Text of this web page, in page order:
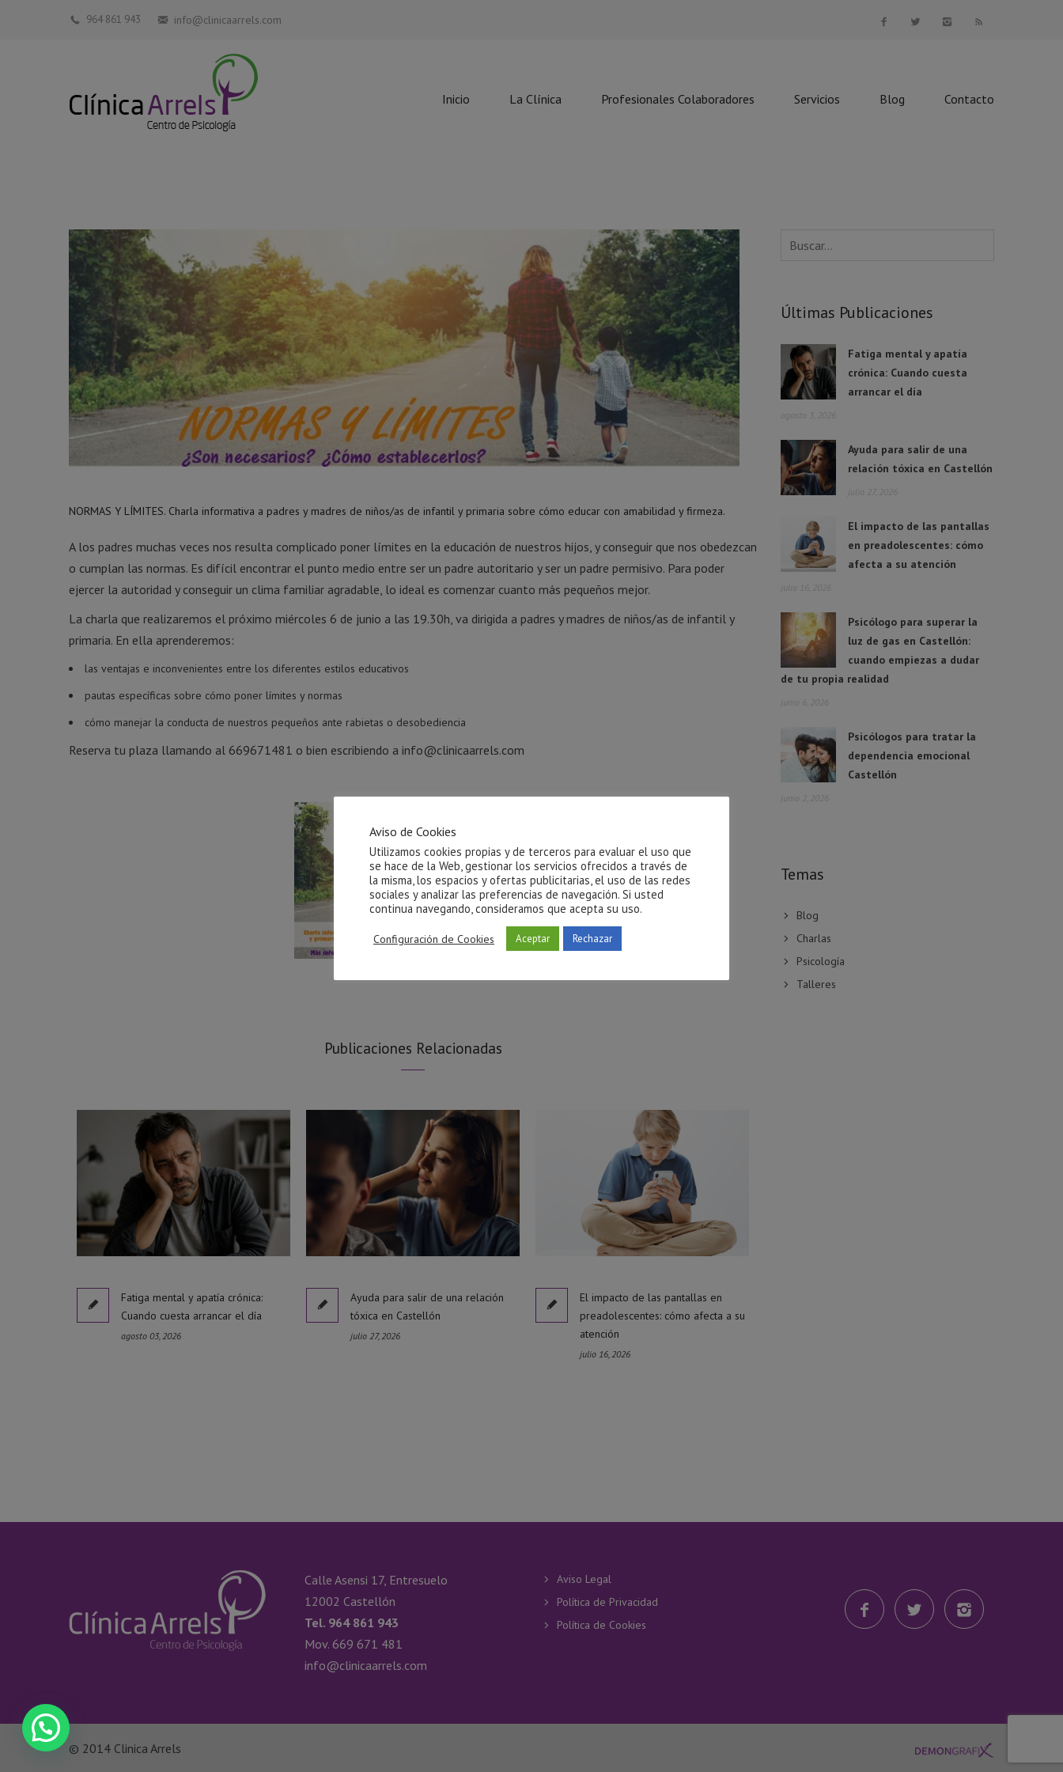
964 861 943 info@clinicaarrels.com
Inicio La Clínica Profesionales Colaboradores Servicios Blog Contacto
NORMAS Y LÍMITES. Charla informativa a padres y madres de niños/as de infantil y primaria sobre cómo educar con amabilidad y firmeza.
A los padres muchas veces nos resulta complicado poner límites en la educación de nuestros hijos, y conseguir que nos obedezcan
o cumplan las normas. Es difícil encontrar el punto medio entre ser un padre autoritario y ser un padre permisivo. Para poder
ejercer la autoridad y conseguir un clima familiar agradable, lo ideal es comenzar cuanto más pequeños mejor.
La charla que realizaremos el próximo miércoles 6 de junio a las 19.30h, va dirigida a padres y madres de niños/as de infantil y
primaria. En ella aprenderemos:
las ventajas e inconvenientes entre los diferentes estilos educativos
pautas específicas sobre cómo poner límites y normas
cómo manejar la conducta de nuestros pequeños ante rabietas o desobediencia
Reserva tu plaza llamando al 669671481 o bien escribiendo a info@clinicaarrels.com
Publicaciones Relacionadas
Fatiga mental y apatía crónica:
Cuando cuesta arrancar el día
agosto 03, 2026
Ayuda para salir de una relación
tóxica en Castellón
julio 27, 2026
El impacto de las pantallas en
preadolescentes: cómo afecta a su
atención
julio 16, 2026
Últimas Publicaciones
Fatiga mental y apatía
crónica: Cuando cuesta
arrancar el día
agosto 3, 2026
Ayuda para salir de una
relación tóxica en Castellón
julio 27, 2026
El impacto de las pantallas
en preadolescentes: cómo
afecta a su atención
julio 16, 2026
Psicólogo para superar la
luz de gas en Castellón:
cuando empiezas a dudar
de tu propia realidad
junio 6, 2026
Psicólogos para tratar la
dependencia emocional
Castellón
junio 2, 2026
Temas
Blog
Charlas
Psicología
Talleres
Calle Asensi 17, Entresuelo
12002 Castellón
Tel. 964 861 943
Mov. 669 671 481
info@clinicaarrels.com
Aviso Legal
Política de Privacidad
Política de Cookies
© 2014 Clinica Arrels
Aviso de Cookies
Utilizamos cookies propias y de terceros para evaluar el uso que
se hace de la Web, gestionar los servicios ofrecidos a través de
la misma, los espacios y ofertas publicitarias, el uso de las redes
sociales y analizar las preferencias de navegación. Si usted
continua navegando, consideramos que acepta su uso.
Configuración de Cookies Aceptar Rechazar